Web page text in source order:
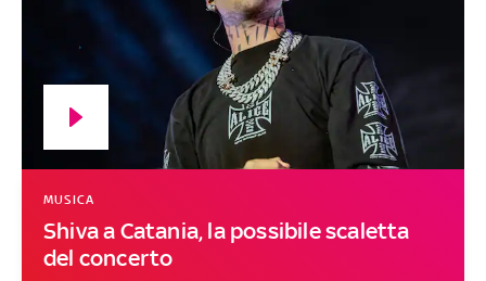
Shiva a Catania, la possibile scaletta
del concerto
MUSICA